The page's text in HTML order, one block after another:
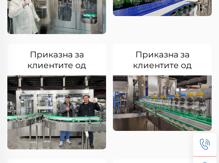
Приказна за
клиентите од
Узбекистан
Приказна за
клиентите од
Туркменистан